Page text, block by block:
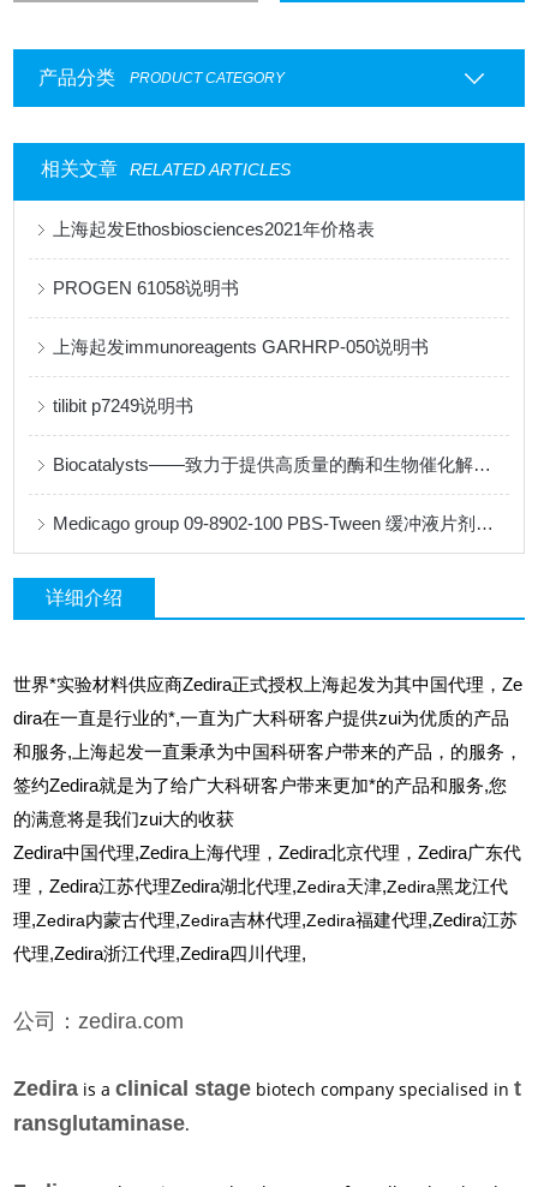
产品分类 PRODUCT CATEGORY
相关文章 RELATED ARTICLES
上海起发Ethosbiosciences2021年价格表
PROGEN 61058说明书
上海起发immunoreagents GARHRP-050说明书
tilibit p7249说明书
Biocatalysts——致力于提供高质量的酶和生物催化解决方案
Medicago group 09-8902-100 PBS-Tween 缓冲液片剂说明书
详细介绍
世界*实验材料供应商Zedira正式授权上海起发为其中国代理，Ze
dira在一直是行业的*,一直为广大科研客户提供zui为优质的产品
和服务,上海起发一直秉承为中国科研客户带来的产品，的服务，
签约Zedira就是为了给广大科研客户带来更加*的产品和服务,您
的满意将是我们zui大的收获
Zedira中国代理,Zedira上海代理，Zedira北京代理，Zedira广东代
理，Zedira江苏代理Zedira湖北代理,Zedira天津,Zedira黑龙江代
理,Zedira内蒙古代理,Zedira吉林代理,Zedira福建代理,Zedira江苏
代理,Zedira浙江代理,Zedira四川代理,
公司：zedira.com
Zedira is aclinical stage biotech company specialised int
ransglutaminase.